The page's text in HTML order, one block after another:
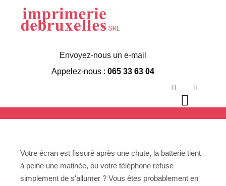
Envoyez-nous un e-mail
Appelez-nous : 065 33 63 04
Réparation
Téléphone Géant
Votre écran est fissuré après une chute, la batterie tient
à peine une matinée, ou votre téléphone refuse
simplement de s'allumer ? Vous êtes probablement en